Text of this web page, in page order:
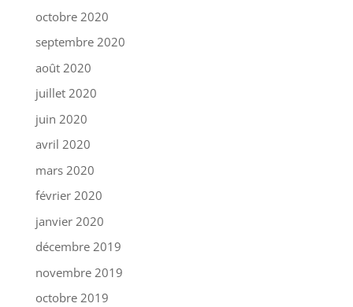
octobre 2020
septembre 2020
août 2020
juillet 2020
juin 2020
avril 2020
mars 2020
février 2020
janvier 2020
décembre 2019
novembre 2019
octobre 2019